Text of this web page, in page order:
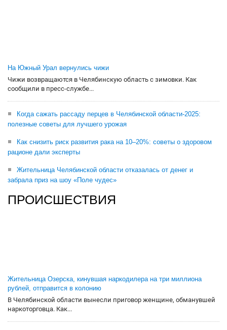
На Южный Урал вернулись чижи
Чижи возвращаются в Челябинскую область с зимовки. Как
сообщили в пресс-службе...
Когда сажать рассаду перцев в Челябинской области-2025:
полезные советы для лучшего урожая
Как снизить риск развития рака на 10–20%: советы о здоровом
рационе дали эксперты
Жительница Челябинской области отказалась от денег и
забрала приз на шоу «Поле чудес»
ПРОИСШЕСТВИЯ
Жительница Озерска, кинувшая наркодилера на три миллиона
рублей, отправится в колонию
В Челябинской области вынесли приговор женщине, обманувшей
наркоторговца. Как...